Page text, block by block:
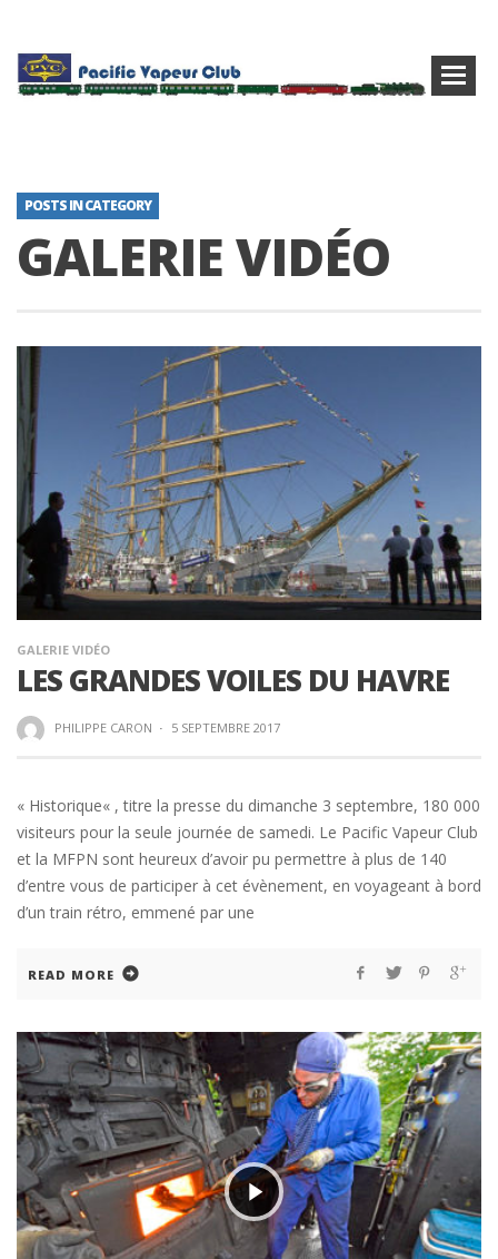
POSTS IN CATEGORY
GALERIE VIDÉO
GALERIE VIDÉO
LES GRANDES VOILES DU HAVRE
PHILIPPE CARON · 5 SEPTEMBRE 2017
« Historique« , titre la presse du dimanche 3 septembre, 180 000
visiteurs pour la seule journée de samedi. Le Pacific Vapeur Club
et la MFPN sont heureux d’avoir pu permettre à plus de 140
d’entre vous de participer à cet évènement, en voyageant à bord
d’un train rétro, emmené par une
READ MORE